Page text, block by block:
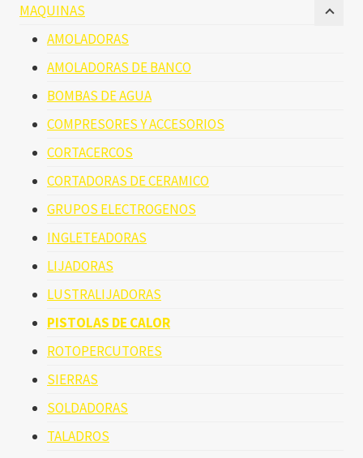
MAQUINAS
AMOLADORAS
AMOLADORAS DE BANCO
BOMBAS DE AGUA
COMPRESORES Y ACCESORIOS
CORTACERCOS
CORTADORAS DE CERAMICO
GRUPOS ELECTROGENOS
INGLETEADORAS
LIJADORAS
LUSTRALIJADORAS
PISTOLAS DE CALOR
ROTOPERCUTORES
SIERRAS
SOLDADORAS
TALADROS